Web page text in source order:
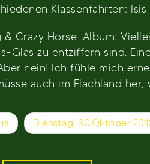
Klassenfahrten:
Crazy Horse-Album:
zu entziffern sind.
nein! Ich fühle mich
auch im Flachland her,
Dienstag, 30.Oktober